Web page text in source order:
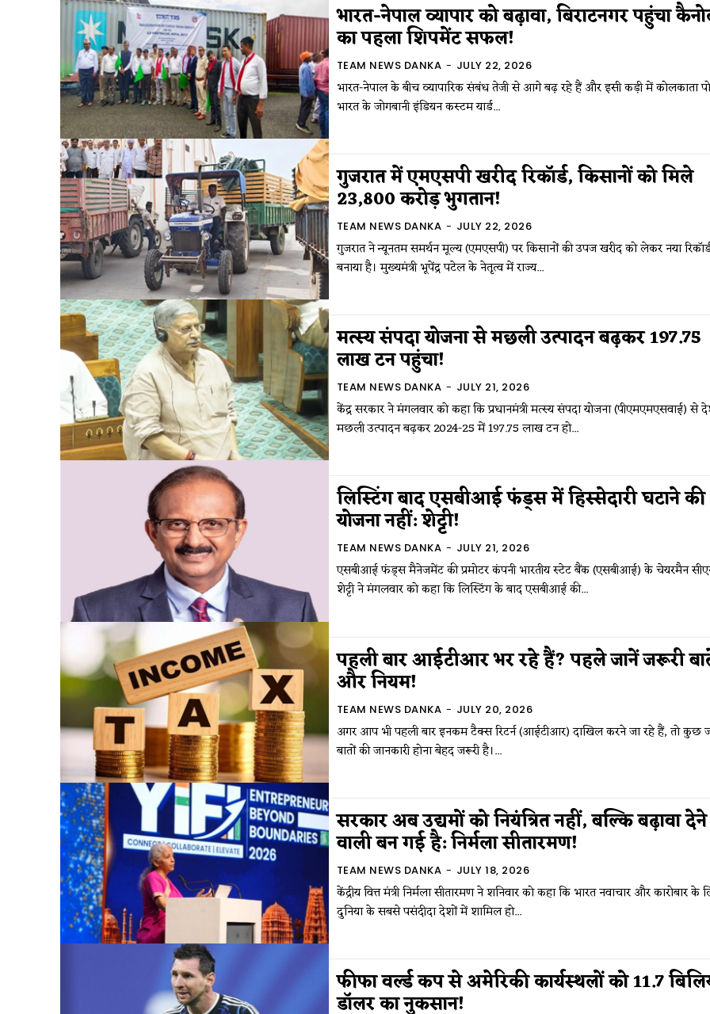
भारत-नेपाल व्यापार को बढ़ावा, बिराटनगर पहुंचा
का पहला शिपमेंट सफल!
TEAM NEWS DANKA - JULY 22, 2026
भारत-नेपाल के बीच व्यापारिक संबंध तेजी से आगे बढ़ रहे हैं और इसी कड़ी में कोलकाता
भारत के जोगबानी इंडियन कस्टम यार्ड...
गुजरात में एमएसपी खरीद रिकॉर्ड, किसानों को मिले
23,800 करोड़ भुगतान!
TEAM NEWS DANKA - JULY 22, 2026
गुजरात ने न्यूनतम समर्थन मूल्य (एमएसपी) पर किसानों की उपज खरीद को लेकर नया
बनाया है। मुख्यमंत्री भूपेंद्र पटेल के नेतृत्व में राज्य...
मत्स्य संपदा योजना से मछली उत्पादन बढ़कर 197.75
लाख टन पहुंचा!
TEAM NEWS DANKA - JULY 21, 2026
केंद्र सरकार ने मंगलवार को कहा कि प्रधानमंत्री मत्स्य संपदा योजना (पीएमएमएसवाई) से
मछली उत्पादन बढ़कर 2024-25 में 197.75 लाख टन हो...
लिस्टिंग बाद एसबीआई फंड्स में हिस्सेदारी घटाने की
योजना नहीं: शेट्टी!
TEAM NEWS DANKA - JULY 21, 2026
एसबीआई फंड्स मैनेजमेंट की प्रमोटर कंपनी भारतीय स्टेट बैंक (एसबीआई) के चेयरमैन
शेट्टी ने मंगलवार को कहा कि लिस्टिंग के बाद एसबीआई की...
पहली बार आईटीआर भर रहे हैं? पहले जानें जरूरी
और नियम!
TEAM NEWS DANKA - JULY 20, 2026
अगर आप भी पहली बार इनकम टैक्स रिटर्न (आईटीआर) दाखिल करने जा रहे हैं, तो कुछ
बातों की जानकारी होना बेहद जरूरी है।...
सरकार अब उद्यमों को नियंत्रित नहीं, बल्कि बढ़ावा देने
वाली बन गई है: निर्मला सीतारमण!
TEAM NEWS DANKA - JULY 18, 2026
केंद्रीय वित्त मंत्री निर्मला सीतारमण ने शनिवार को कहा कि भारत नवाचार और कारोबार के
दुनिया के सबसे पसंदीदा देशों में शामिल हो...
फीफा वर्ल्ड कप से अमेरिकी कार्यस्थलों को 11.7
डॉलर का नुकसान!